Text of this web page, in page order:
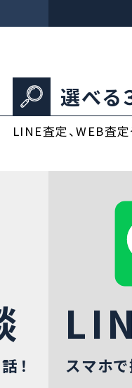
選べる
LINE査定、WEB査
！ スマホで